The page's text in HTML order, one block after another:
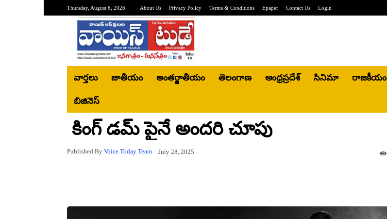
Thursday, August 6, 2026 About Us Privacy Policy Terms & Conditions Epaper Contact Us Login
వార్తలు జాతీయం అంతర్జాతీయం తెలంగాణ ఆంధ్రప్రదేశ్ సినిమా రాజకీయం
బిజినెస్‌
కింగ్ డమ్ పైనే అందరి చూపు
Published By Voice Today Team July 28, 2025